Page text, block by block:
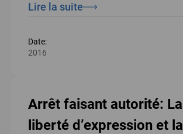
Lire la suite
Date:
2016
Arrêt faisant autorité: La
liberté d’expression et la